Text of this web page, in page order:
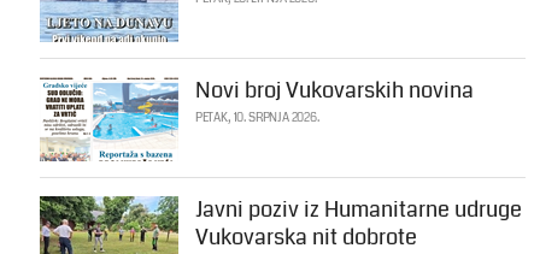
Novi broj Vukovarskih novina
PETAK, 10. SRPNJA 2026.
Javni poziv iz Humanitarne udruge
Vukovarska nit dobrote